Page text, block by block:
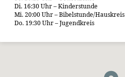
Di. 16:30 Uhr – Kinderstunde
Mi. 20:00 Uhr – Bibelstunde/Hauskreis
Do. 19:30 Uhr – Jugendkreis